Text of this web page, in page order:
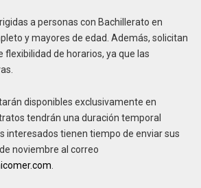
a personas con Bachillerato en
y mayores de edad. Además, solicitan
flexibilidad de horarios, ya que las
disponibles exclusivamente en
tendrán una duración temporal
interesados tienen tiempo de enviar sus
noviembre al correo